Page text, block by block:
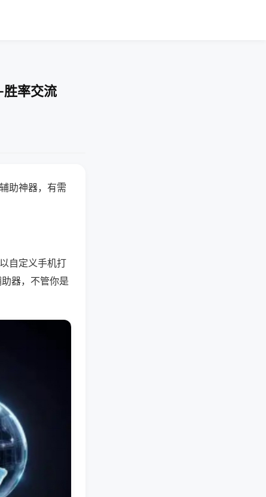
胜率交流
助神器，有需
自定义手机打
器，不管你是